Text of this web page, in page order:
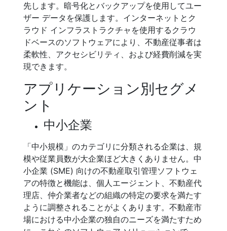
先します。暗号化とバックアップを使用してユー
ザー データを保護します。インターネットとク
ラウド インフラストラクチャを使用するクラウ
ドベースのソフトウェアにより、不動産従事者は
柔軟性、アクセシビリティ、および経費削減を実
現できます。
アプリケーション別セグメ
ント
中小企業
「中小規模」のカテゴリに分類される企業は、規
模や従業員数が大企業ほど大きくありません。中
小企業 (SME) 向けの不動産取引管理ソフトウェ
アの特徴と機能は、個人エージェント、不動産代
理店、仲介業者などの組織の特定の要求を満たす
ように調整されることがよくあります。不動産市
場における中小企業の独自のニーズを満たすため